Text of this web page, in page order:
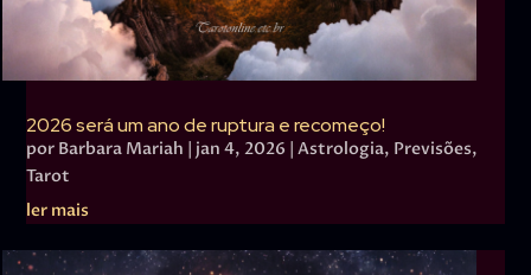
2026 será um ano de ruptura e recomeço!
por Barbara Mariah | jan 4, 2026 |Astrologia, Previsões,
Tarot
ler mais